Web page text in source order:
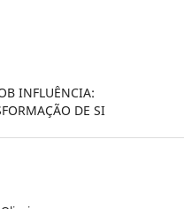
INFLUÊNCIA:
DE SI